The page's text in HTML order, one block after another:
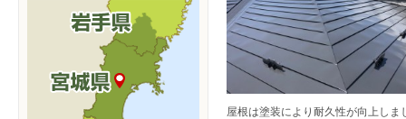
屋根は塗装により耐久性が向上しま